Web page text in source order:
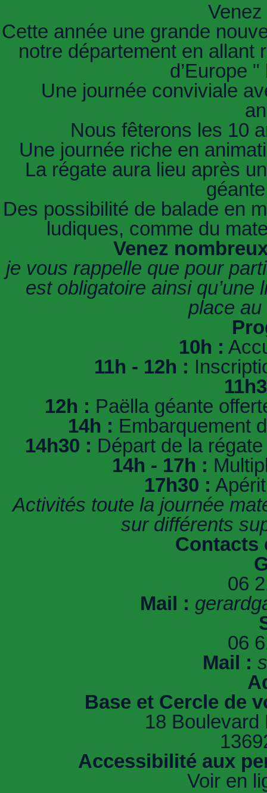
Cette année une grande
notre département en allant
d’Europe
Une journée conviviale
Nous fêterons les 10
Une journée riche en
La régate aura lieu après
Des possibilité de balade en
ludiques, comme du
Venez
je vous rappelle que pour
est obligatoire ainsi
place
10h :
11h - 12h :
12h : Paëlla géante
14h : Embarquement
14h30 : Départ de la
14h - 17h :
17h30 :
Activités toute la journée
sur différents
Contacts
06
Mail :
06
Mail :
Base et Cercle de
18 Boulevard
Accessibilité aux
Voir en